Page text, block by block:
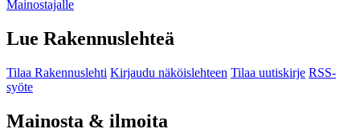
Mainostajalle
Lue Rakennuslehteä
Tilaa Rakennuslehti Kirjaudu näköislehteen Tilaa uutiskirje RSS-
syöte
Mainosta & ilmoita